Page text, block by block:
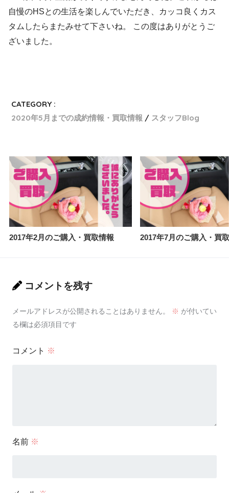
自慢のHSとの生活を楽しんでいただき、カッコ良くカス
タムしたらまたみせて下さいね。 この度はありがとうご
ざいました。
CATEGORY :
2020年5月までの成約情報・買取情報
スタッフBlog
2017年2月のご購入・買取情報 2017年7月のご購入・買
コメントを残す
メールアドレスが公開されることはありません。 ※ が付いてい
る欄は必須項目です
コメント ※
名前 ※